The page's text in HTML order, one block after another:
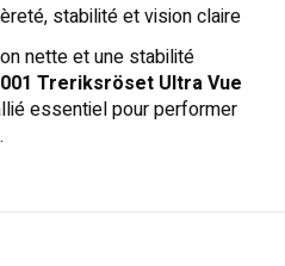
stabilité et vision claire
nette et une stabilité
Treriksröset Ultra Vue
essentiel pour performer